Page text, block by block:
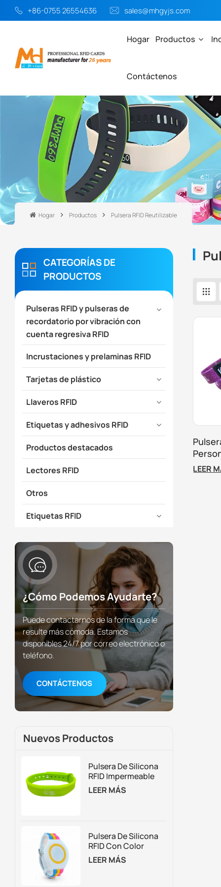
+86-0755 26554636 sales@mhgyjs.com
Hogar Productos
Contáctenos
Hogar Productos Pulsera RFID Reutilizable
CATEGORÍAS DE
PRODUCTOS
Pulseras RFID y pulseras de
recordatorio por vibración con
cuenta regresiva RFID
Incrustaciones y prelaminas RFID
Tarjetas de plástico
Llaveros RFID
Etiquetas y adhesivos RFID
Productos destacados
Lectores RFID
Otros
Etiquetas RFID
¿Cómo Podemos Ayudarte?
Puede contactarnos de la forma que le
resulte más cómoda. Estamos
disponibles 24/7 por correo electrónico o
teléfono.
CONTÁCTENOS
Nuevos Productos
Pulsera De Silicona
RFID Impermeable
Para Control De
Acceso Y Gestión De
LEER MÁS
Pulsera De Silicona
RFID Con Color
Personalizado
Ajustable
LEER MÁS
LEER